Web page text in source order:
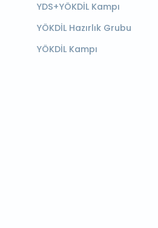
YDS+YÖKDİL Kampı
YÖKDİL Hazırlık Grubu
YÖKDİL Kampı